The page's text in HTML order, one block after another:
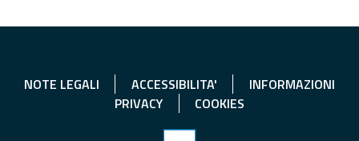
NOTE LEGALI ACCESSIBILITA'
INFORMAZIONI
PRIVACY
COOKIES